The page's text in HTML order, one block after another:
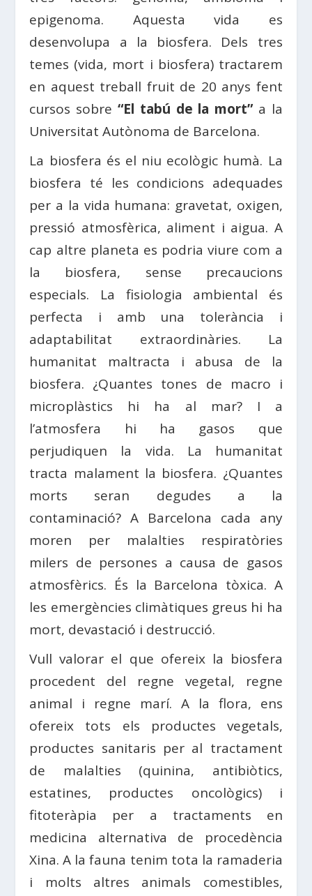
epigenoma. Aquesta vida es
desenvolupa a la biosfera. Dels tres
temes (vida, mort i biosfera) tractarem
en aquest treball fruit de 20 anys fent
cursos sobre “El tabú de la mort”a la
Universitat Autònoma de Barcelona.
La biosfera és el niu ecològic humà. La
biosfera té les condicions adequades
per a la vida humana: gravetat, oxigen,
pressió atmosfèrica, aliment i aigua. A
cap altre planeta es podria viure com a
la biosfera, sense precaucions
especials. La fisiologia ambiental és
perfecta i amb una tolerància i
adaptabilitat extraordinàries. La
humanitat maltracta i abusa de la
biosfera. ¿Quantes tones de macro i
microplàstics hi ha al mar? I a
l’atmosfera hi ha gasos que
perjudiquen la vida. La humanitat
tracta malament la biosfera. ¿Quantes
morts seran degudes a la
contaminació? A Barcelona cada any
moren per malalties respiratòries
milers de persones a causa de gasos
atmosfèrics. És la Barcelona tòxica. A
les emergències climàtiques greus hi ha
mort, devastació i destrucció.
Vull valorar el que ofereix la biosfera
procedent del regne vegetal, regne
animal i regne marí. A la flora, ens
ofereix tots els productes vegetals,
productes sanitaris per al tractament
de malalties (quinina, antibiòtics,
estatines, productes oncològics) i
fitoteràpia per a tractaments en
medicina alternativa de procedència
Xina. A la fauna tenim tota la ramaderia
i molts altres animals comestibles,